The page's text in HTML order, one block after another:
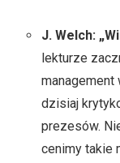
J. Welch:
lekturze
management
dzisiaj
prezesów.
cenimy takie